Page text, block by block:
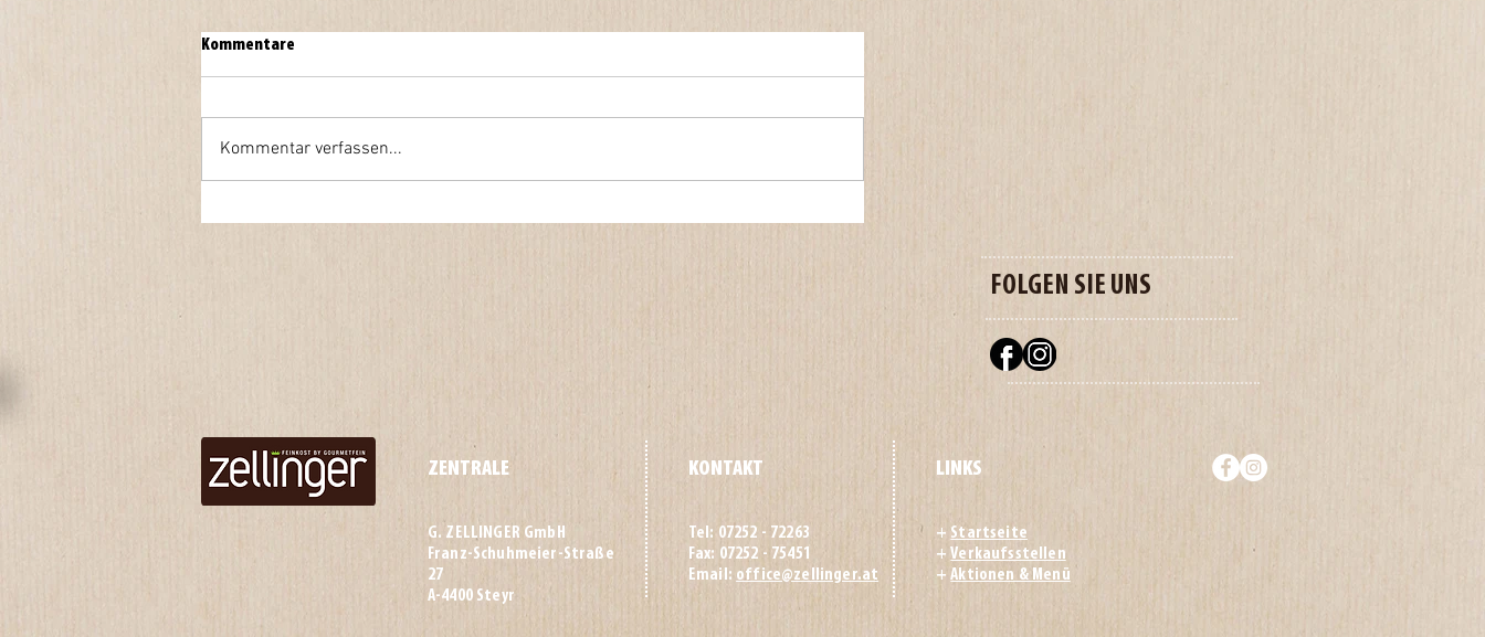
Kommentare
Kommentar verfassen...
FOLGEN SIE UNS
ZENTRALE
G. ZELLINGER GmbH
Franz-Schuhmeier-Straße
27
A-4400 Steyr
KONTAKT
Tel: 07252 - 72263
Fax: 07252 - 75451
Email: office@zellinger.at
LINKS
+ Startseite
+Verkaufsstellen
+Aktionen & Menü